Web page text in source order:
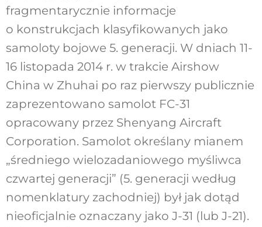
fragmentarycznie informacje
o konstrukcjach klasyfikowanych jako
samoloty bojowe 5. generacji. W dniach 11-
16 listopada 2014 r. w trakcie Airshow
China w Zhuhai po raz pierwszy publicznie
zaprezentowano samolot FC-31
opracowany przez Shenyang Aircraft
Corporation. Samolot określany mianem
„średniego wielozadaniowego myśliwca
czwartej generacji” (5. generacji według
nomenklatury zachodniej) był jak dotąd
nieoficjalnie oznaczany jako J-31 (lub J-21).